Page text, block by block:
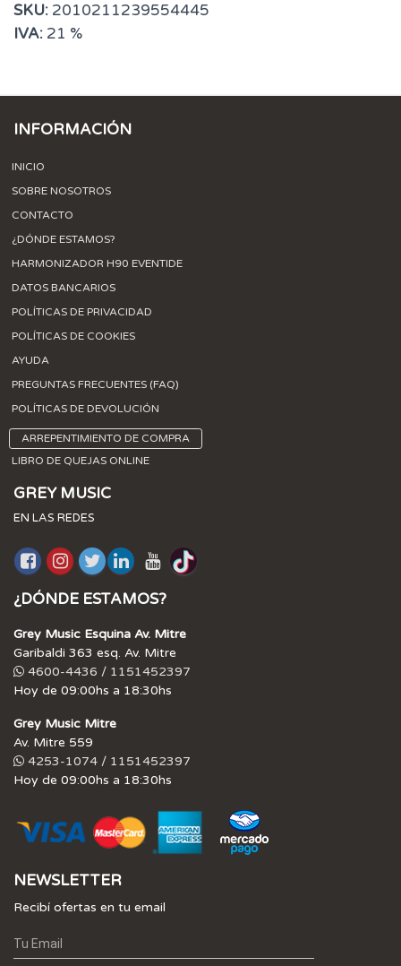
SKU: 2010211239554445
IVA: 21 %
INFORMACIÓN
INICIO
SOBRE NOSOTROS
CONTACTO
¿DÓNDE ESTAMOS?
HARMONIZADOR H90 EVENTIDE
DATOS BANCARIOS
POLÍTICAS DE PRIVACIDAD
POLÍTICAS DE COOKIES
AYUDA
PREGUNTAS FRECUENTES (FAQ)
POLÍTICAS DE DEVOLUCIÓN
ARREPENTIMIENTO DE COMPRA
LIBRO DE QUEJAS ONLINE
GREY MUSIC
EN LAS REDES
¿DÓNDE ESTAMOS?
Grey Music Esquina Av. Mitre
Garibaldi 363 esq. Av. Mitre
4600-4436 / 1151452397
Hoy de 09:00hs a 18:30hs
Grey Music Mitre
Av. Mitre 559
4253-1074 / 1151452397
Hoy de 09:00hs a 18:30hs
NEWSLETTER
Recibí ofertas en tu email